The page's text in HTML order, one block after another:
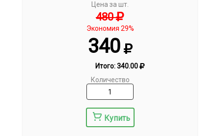
Цена за шт.
480
Экономия 29%
340
Итого:340.00
Количество
Купить